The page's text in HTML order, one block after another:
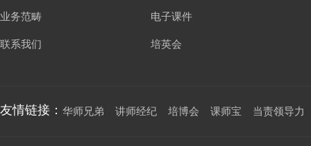
业务范畴
联系我们
电子课件
培英会
友情链接： 华师兄弟 讲师经纪 培博会 课师宝 当责领导力